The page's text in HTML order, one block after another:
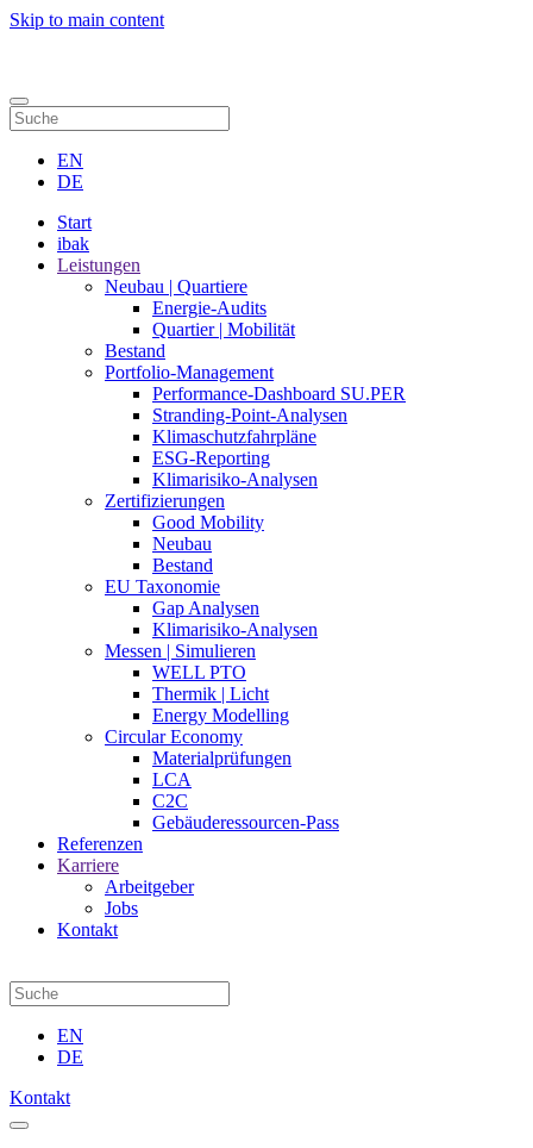
Skip to main content
EN
DE
Start
ibak
Leistungen
Neubau | Quartiere
Energie-Audits
Quartier | Mobilität
Bestand
Portfolio-Management
Performance-Dashboard SU.PER
Stranding-Point-Analysen
Klimaschutzfahrpläne
ESG-Reporting
Klimarisiko-Analysen
Zertifizierungen
Good Mobility
Neubau
Bestand
EU Taxonomie
Gap Analysen
Klimarisiko-Analysen
Messen | Simulieren
WELL PTO
Thermik | Licht
Energy Modelling
Circular Economy
Materialprüfungen
LCA
C2C
Gebäuderessourcen-Pass
Referenzen
Karriere
Arbeitgeber
Jobs
Kontakt
EN
DE
Kontakt